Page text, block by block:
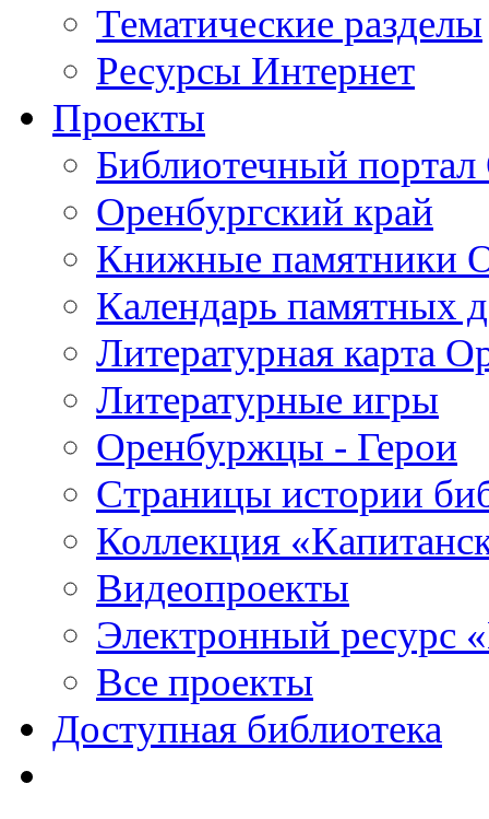
Тематические разделы
Ресурсы Интернет
Проекты
Библиотечный портал
Оренбургский край
Книжные памятники
Календарь памятных
Литературная карта
Литературные игры
Оренбуржцы - Герои
Страницы истории
Коллекция
Видеопроекты
Электронный ресурс
Все проекты
Доступная библиотека